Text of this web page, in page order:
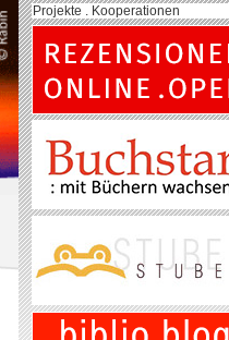
Projekte . Kooperationen